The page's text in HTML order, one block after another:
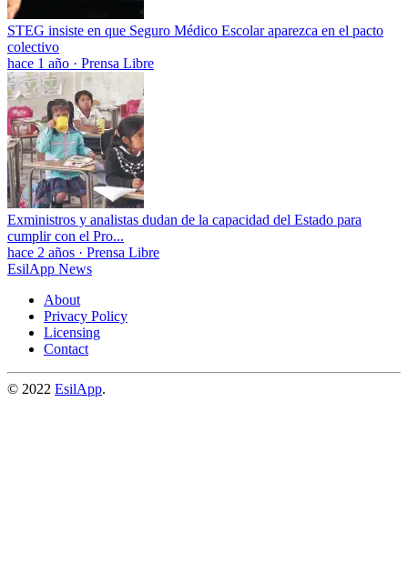
STEG insiste en que Seguro Médico Escolar aparezca en el pacto
colectivo
hace 1 año · Prensa Libre
Exministros y analistas dudan de la capacidad del Estado para
cumplir con el Pro...
hace 2 años · Prensa Libre
EsilApp News
About
Privacy Policy
Licensing
Contact
© 2022 EsilApp.